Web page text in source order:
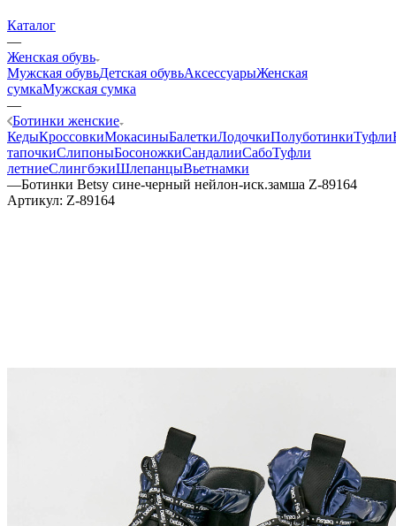
Каталог
—
Женская обувь
Мужская обувьДетская обувьАксессуарыЖенская
сумкаМужская сумка
—
Ботинки женские
КедыКроссовкиМокасиныБалеткиЛодочкиПолуботинкиТуфли
тапочкиСлипоныБосоножкиСандалииСабоТуфли
летниеСлингбэкиШлепанцыВьетнамки
—Ботинки Betsy сине-черный нейлон-иск.замша Z-89164
Артикул: Z-89164